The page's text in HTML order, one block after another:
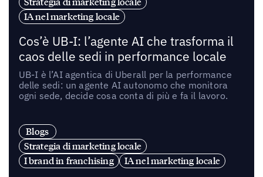
IA nel marketing locale
Cos’è UB-I: l’agente AI che trasforma il
caos delle sedi in performance locale
UB-I è l’AI agentica di Uberall per la performance
delle sedi: un agente AI autonomo che monitora
ogni sede, decide cosa conta di più e fa il lavoro.
Blogs
Strategia di marketing locale
I brand in franchising
IA nel marketing locale